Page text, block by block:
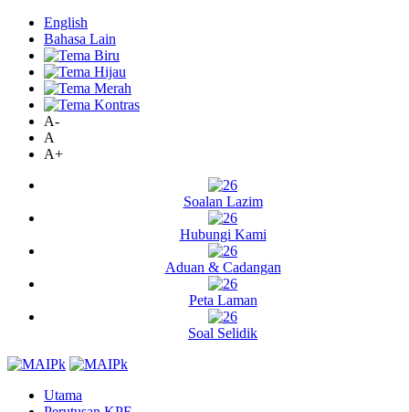
English
Bahasa Lain
A-
A
A+
Soalan Lazim
Hubungi Kami
Aduan & Cadangan
Peta Laman
Soal Selidik
Utama